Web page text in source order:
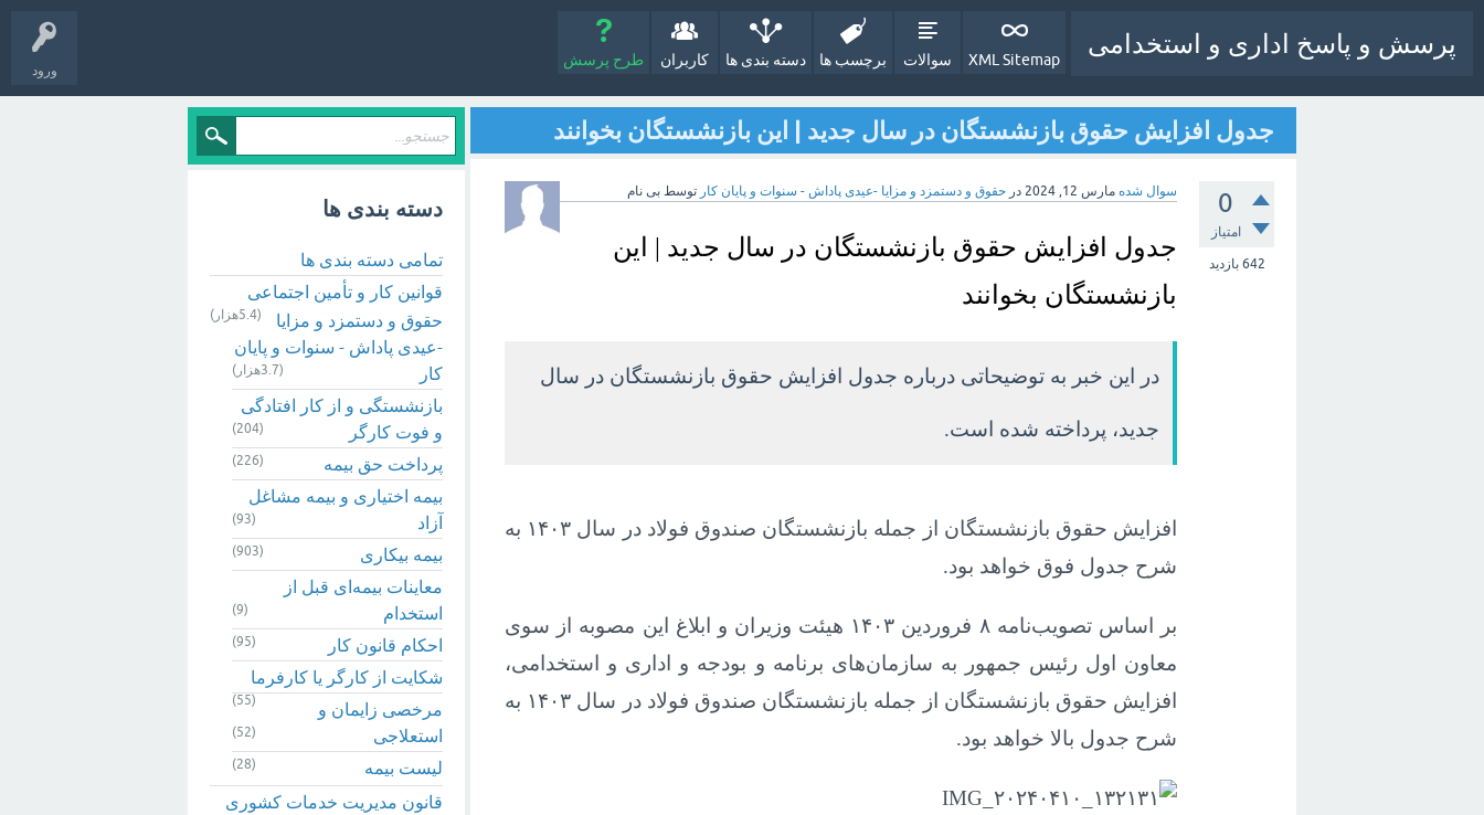
ورود
پرسش و پاسخ اداری و استخدامی
XML Sitemap سوالات برچسب ها دسته بندی ها کاربران طرح پرسش
جدول افزایش حقوق بازنشستگان در سال جدید | این بازنشستگان بخوانند
0
امتیاز
642 بازدید
سوال شده مارس 12, 2024 در حقوق و دستمزد و مزایا -عیدی پاداش - سنوات و پایان کار توسط بی نام
جدول افزایش حقوق بازنشستگان در سال جدید | این
بازنشستگان بخوانند
در این خبر به توضیحاتی درباره جدول افزایش حقوق بازنشستگان در سال
جدید، پرداخته شده است.
افزایش حقوق بازنشستگان از جمله بازنشستگان صندوق فولاد در سال ۱۴۰۳ به
شرح جدول فوق خواهد بود.
بر اساس تصویب‌نامه ۸ فروردین ۱۴۰۳ هیئت وزیران و ابلاغ این مصوبه از سوی
معاون اول رئیس جمهور به سازمان‌های برنامه و بودجه و اداری و استخدامی،
افزایش حقوق بازنشستگان از جمله بازنشستگان صندوق فولاد در سال ۱۴۰۳ به
شرح جدول بالا خواهد بود.
دسته بندی ها
تمامی دسته بندی ها
قوانین کار و تأمین اجتماعی
(5.4هزار)
حقوق و دستمزد و مزایا
-عیدی پاداش - سنوات و پایان
کار
(3.7هزار)
بازنشستگی و از کار افتادگی
و فوت کارگر
(204)
پرداخت حق بیمه (226)
بیمه اختیاری و بیمه مشاغل
آزاد
(93)
بیمه بیکاری (903)
معاینات بیمه‌ای قبل از
استخدام
(9)
احکام قانون کار (95)
شکایت از کارگر یا کارفرما
(55)
مرخصی زایمان و
استعلاجی
(52)
لیست بیمه (28)
قانون مدیریت خدمات کشوری